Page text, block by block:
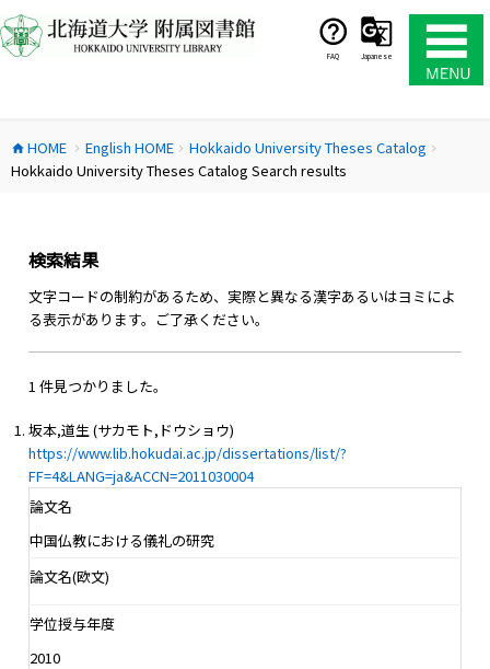
ン
テ
ス
キ
FAQ Japanese
home HOME chevron_right English HOMEchevron_right Hokkaido University Theses Catalog chevron_right
Hokkaido University Theses Catalog Search results
検索結果
文字コードの制約があるため、実際と異なる漢字あるいはヨミによ
る表示があります。ご了承ください。
1 件見つかりました。
坂本,道生 (サカモト,ドウショウ)
https://www.lib.hokudai.ac.jp/dissertations/list/?
FF=4&LANG=ja&ACCN=2011030004
論文名
中国仏教における儀礼の研究
論文名(欧文)
学位授与年度
2010